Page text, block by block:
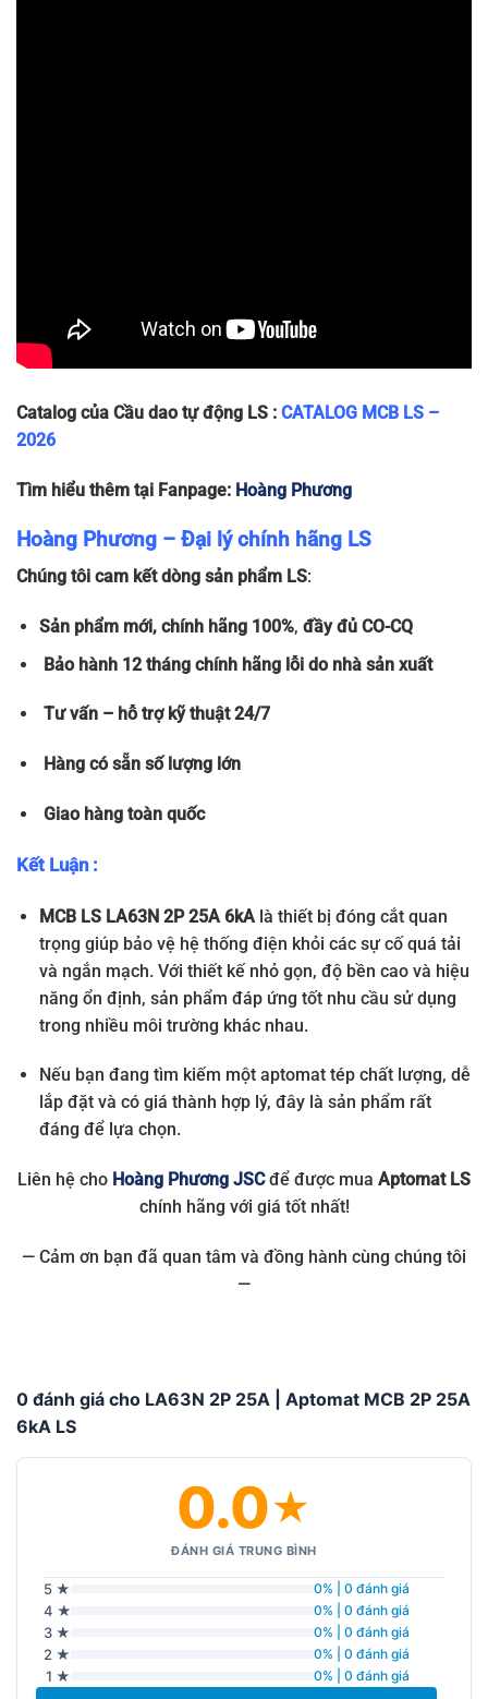
Catalog của Cầu dao tự động LS : CATALOG MCB LS –
2026
Tìm hiểu thêm tại Fanpage: Hoàng Phương
Hoàng Phương – Đại lý chính hãng LS
Chúng tôi cam kết dòng sản phẩm LS:
Sản phẩm mới, chính hãng 100%, đầy đủ CO-CQ
Bảo hành 12 tháng chính hãng lỗi do nhà sản xuất
Tư vấn – hỗ trợ kỹ thuật 24/7
Hàng có sẵn số lượng lớn
Giao hàng toàn quốc
Kết Luận :
MCB LS LA63N 2P 25A 6kAlà thiết bị đóng cắt quan
trọng giúp bảo vệ hệ thống điện khỏi các sự cố quá tải
và ngắn mạch. Với thiết kế nhỏ gọn, độ bền cao và hiệu
năng ổn định, sản phẩm đáp ứng tốt nhu cầu sử dụng
trong nhiều môi trường khác nhau.
Nếu bạn đang tìm kiếm một aptomat tép chất lượng, dễ
lắp đặt và có giá thành hợp lý, đây là sản phẩm rất
đáng để lựa chọn.
Liên hệ cho Hoàng Phương JSCđể được mua Aptomat LS
chính hãng với giá tốt nhất!
— Cảm ơn bạn đã quan tâm và đồng hành cùng chúng tôi
—
0 đánh giá cho LA63N 2P 25A | Aptomat MCB 2P 25A
6kA LS
0.0★
ĐÁNH GIÁ TRUNG BÌNH
5 ★ 0% | 0 đánh giá
4 ★ 0% | 0 đánh giá
3 ★ 0% | 0 đánh giá
2 ★ 0% | 0 đánh giá
1 ★ 0% | 0 đánh giá